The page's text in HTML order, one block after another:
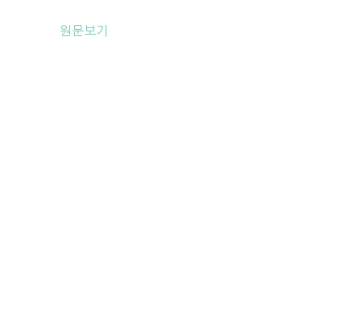
원문보기